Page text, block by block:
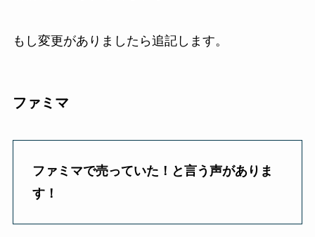
もし変更がありましたら追記します。
ファミマ
ファミマで売っていた！と言う声がありま
す！